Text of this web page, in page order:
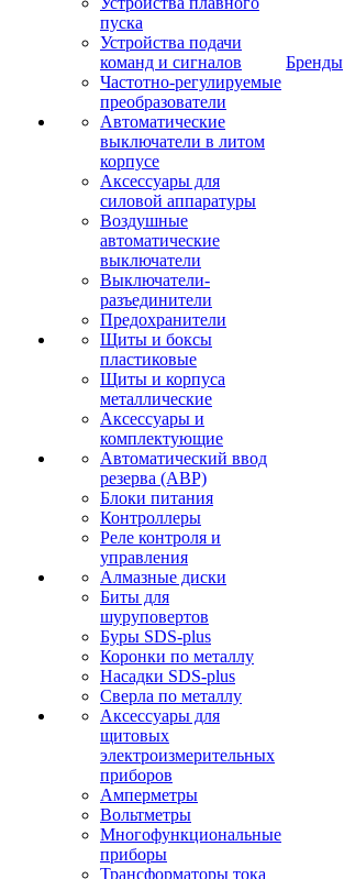
пуска
Устройства подачи
команд и сигналов
Частотно-регулируемые
преобразователи
Автоматические
выключатели в литом
корпусе
Аксессуары для
силовой аппаратуры
Воздушные
автоматические
выключатели
Выключатели-
разъединители
Предохранители
Щиты и боксы
пластиковые
Щиты и корпуса
металлические
Аксессуары и
комплектующие
Автоматический ввод
резерва (АВР)
Блоки питания
Контроллеры
Реле контроля и
управления
Алмазные диски
Биты для
шуруповертов
Буры SDS-plus
Коронки по металлу
Насадки SDS-plus
Сверла по металлу
Аксессуары для
щитовых
электроизмерительных
приборов
Амперметры
Вольтметры
Многофункциональные
приборы
Трансформаторы тока
Бренды